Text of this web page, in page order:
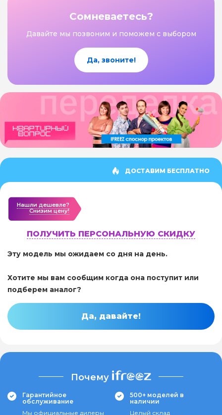
Сомневаетесь?
Давайте мы позвоним и поможем с выбором
Да, звоните!
ДОСТАВИМ БЕСПЛАТНО
Нашли дешевле?
Cнизим цену!
ПОЛУЧИТЬ ПЕРСОНАЛЬНУЮ СКИДКУ
Эту модель мы ожидаем со дня на день.
Хотите мы вам сообщим когда она поступит или
подберем аналог?
Да, давайте!
Почему
Гарантийное
обслуживание
Мы официальные дилеры
500+ моделей в
наличии
Целый склад